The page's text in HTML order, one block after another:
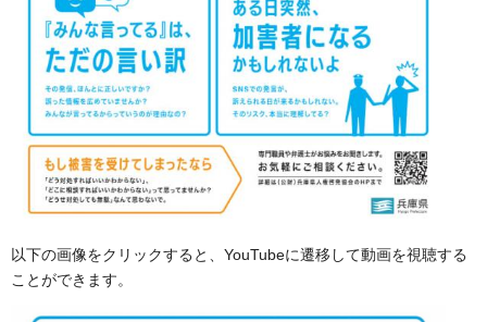
以下の画像をクリックすると、YouTubeに遷移して動画を視聴する
ことができます。